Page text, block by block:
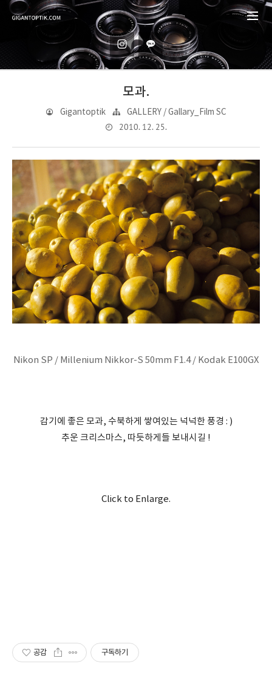
모과.
Gigantoptik GALLERY / Gallary_Film SC
2010. 12. 25.
Nikon SP / Millenium Nikkor-S 50mm F1.4 / Kodak E100GX
감기에 좋은 모과, 수북하게 쌓여있는 넉넉한 풍경 : )
추운 크리스마스, 따듯하게들 보내시길 !
Click to Enlarge.
공감 구독하기